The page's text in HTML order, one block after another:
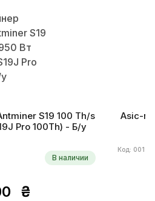
S19 100 Th/s
Pro 100Th) - Б/у
В наличии
₴
Asic-
Код: 0011